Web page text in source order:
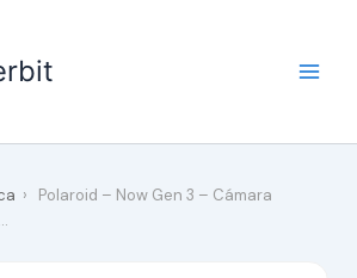
›
Polaroid – Now Gen 3 – Cámara